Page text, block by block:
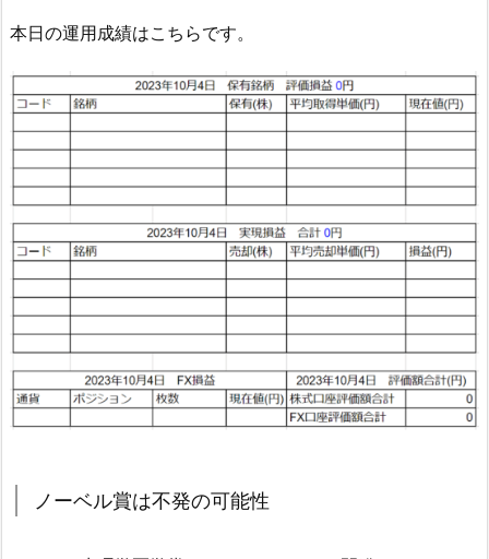
本日の運用成績はこちらです。
ノーベル賞は不発の可能性